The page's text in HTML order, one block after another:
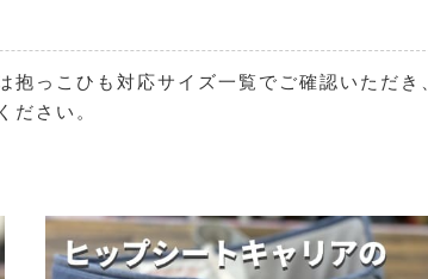
抱っこひも対応サイズ一覧でご確認いただき
ださい。